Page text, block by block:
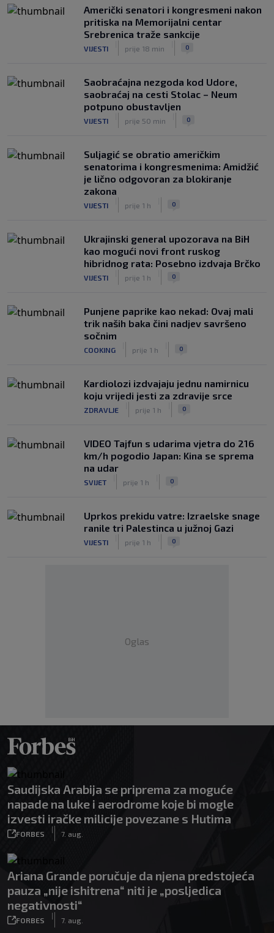
prvenstvo ispod cijene?
NOGOMET
|
7. aug.
| 0
Američki senatori i kongresmeni nakon
pritiska na Memorijalni centar
Srebrenica traže sankcije
VIJESTI prije 18 min 0
Saobraćajna nezgoda kod Udore,
saobraćaj na cesti Stolac – Neum
potpuno obustavljen
VIJESTI prije 50 min 0
Suljagić se obratio američkim
senatorima i kongresmenima: Amidžić
je lično odgovoran za blokiranje
zakona
VIJESTI prije 1 h 0
Ukrajinski general upozorava na BiH
kao mogući novi front ruskog
hibridnog rata: Posebno izdvaja Brčko
VIJESTI prije 1 h 0
Punjene paprike kao nekad: Ovaj mali
trik naših baka čini nadjev savršeno
sočnim
COOKING prije 1 h 0
Kardiolozi izdvajaju jednu namirnicu
koju vrijedi jesti za zdravije srce
ZDRAVLJE prije 1 h 0
VIDEO Tajfun s udarima vjetra do 216
km/h pogodio Japan: Kina se sprema
na udar
SVIJET prije 1 h 0
Uprkos prekidu vatre: Izraelske snage
ranile tri Palestinca u južnoj Gazi
VIJESTI prije 1 h 0
Oglas
Saudijska Arabija se priprema za moguće
napade na luke i aerodrome koje bi mogle
izvesti iračke milicije povezane s Hutima
FORBES
|
7. aug.
Ariana Grande poručuje da njena predstojeća
pauza „nije ishitrena“ niti je „posljedica
negativnosti“
FORBES
|
7. aug.